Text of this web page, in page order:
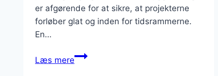
er afgørende for at sikre, at projekterne
forløber glat og inden for tidsrammerne.
En…
Læs mereByggeanlæg